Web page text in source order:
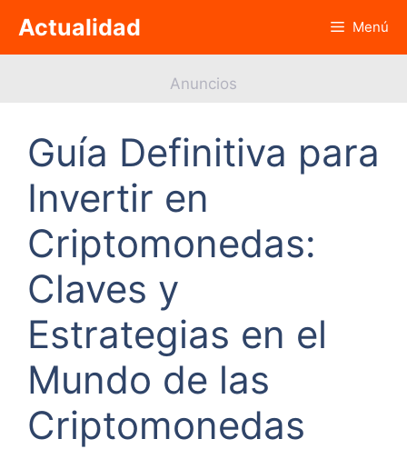
contenido
Actualidad Menú
Anuncios
Guía Definitiva para
Invertir en
Criptomonedas:
Claves y
Estrategias en el
Mundo de las
Criptomonedas